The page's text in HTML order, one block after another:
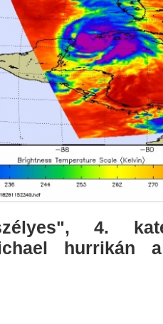
4.
hurrikán